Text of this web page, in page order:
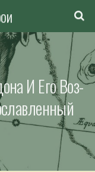
И Его Воз­